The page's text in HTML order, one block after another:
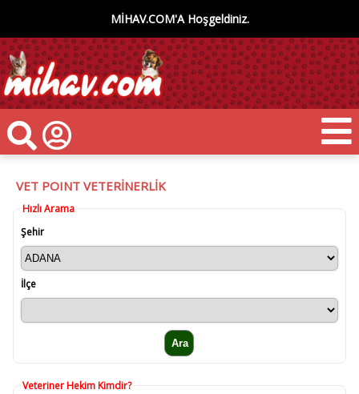
MİHAV.COM'A Hoşgeldiniz.
VET POINT VETERİNERLİK
Hızlı Arama
Şehir
İlçe
Veteriner Hekim Kimdir?